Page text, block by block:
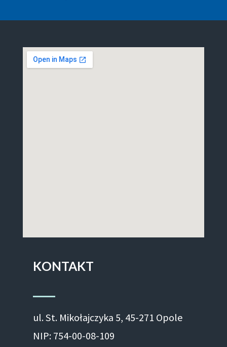
KONTAKT
ul. St. Mikołajczyka 5, 45-271 Opole
NIP: 754-00-08-109